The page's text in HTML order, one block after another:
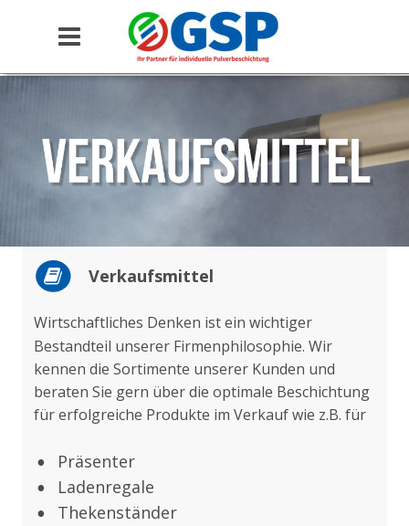
Verkaufsmittel
Wirtschaftliches Denken ist ein wichtiger
Bestandteil unserer Firmenphilosophie. Wir
kennen die Sortimente unserer Kunden und
beraten Sie gern über die optimale Beschichtung
für erfolgreiche Produkte im Verkauf wie z.B. für
• Präsenter
• Ladenregale
• Thekenständer